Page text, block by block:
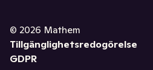
© 2026 Mathem
Tillgänglighetsredogörelse
GDPR